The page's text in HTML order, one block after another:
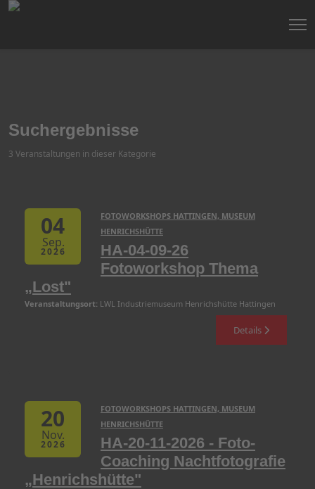
Suchergebnisse
3 Veranstaltungen in dieser Kategorie
04
Sep.
2026
FOTOWORKSHOPS HATTINGEN, MUSEUM
HENRICHSHÜTTE
HA-04-09-26
Fotoworkshop Thema
„Lost"
Veranstaltungsort: LWL Industriemuseum Henrichshütte Hattingen
Details
20
Nov.
2026
FOTOWORKSHOPS HATTINGEN, MUSEUM
HENRICHSHÜTTE
HA-20-11-2026 - Foto-
Coaching Nachtfotografie
„Henrichshütte"